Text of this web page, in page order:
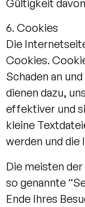
Gültigkeit
6. Cookies
Die
Cookies.
Schaden an
dienen dazu,
effektiver und
kleine
werden und die
Die meisten
so genannte
Ende Ihres